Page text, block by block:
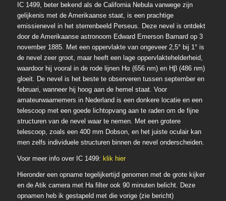
IC 1499, beter bekend als de California Nebula vanwege zijn
gelijkenis met de Amerikaanse staat, is een prachtige
emissienevel in het sterrenbeeld Perseus. Deze nevel is ontdekt
door de Amerikaanse astronoom Edward Emerson Barnard op 3
november 1885. Met een oppervlakte van ongeveer 2,5° bij 1° is
de nevel zeer groot, maar heeft een lage oppervlaktehelderheid,
waardoor hij vooral in de rode lijnen Hα (656 nm) en Hβ (486 nm)
gloeit. De nevel is het beste te observeren tussen september en
februari, wanneer hij hoog aan de hemel staat. Voor
amateurwaarnemers in Nederland is een donkere locatie en een
telescoop met een goede lichtopvang aan te raden om de fijne
structuren van de nevel waar te nemen. Met een grotere
telescoop, zoals een 400 mm Dobson, en het juiste oculair kan
men zelfs individuele structuren binnen de nevel onderscheiden.
Voor meer info over IC 1499: klik hier
Hieronder een opname tegelijkertijd genomen met de grote kijker
en de Atik camera met Ha filter ook 90 minuten belicht. Deze
opnamen heb ik gestapeld met die vorige (zie bericht)